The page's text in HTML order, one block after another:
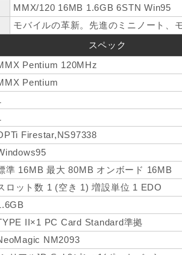
MMX/120 16MB 1.6GB 6STN Win95
モバイルの革新。先進のミニノート、
スペック
Pentium 120MHz
Pentium
Firestar,NS97338
準 16MB 最大 80MB オンボード 16MB
ロット数 1 (空き 1) 増設単位 1 EDO
II×1 PC Card Standard準拠
NM2093